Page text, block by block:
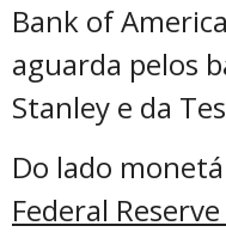
Bank of
aguarda pelos
Stanley e da
Do lado
Federal